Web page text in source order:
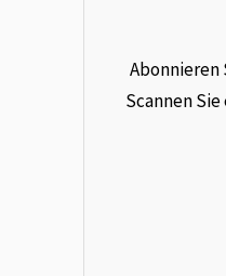
Abonnieren
Scannen